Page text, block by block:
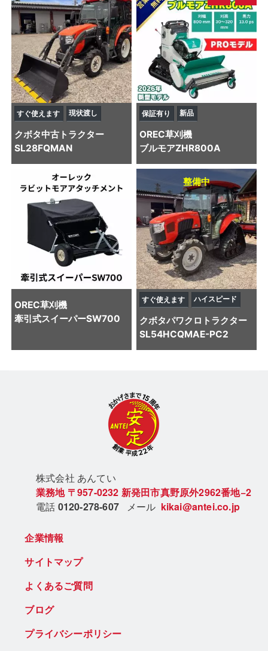
すぐ使えます 現状渡し
クボタ中古トラクター
SL28FQMAN
保証有り 新品
OREC草刈機
ブルモアZHR800A
OREC草刈機
牽引式スイーパーSW700
整備中
すぐ使えます ハイスピード
クボタパワクロトラクター
SL54HCQMAE-PC2
株式会社 あんてい
業務地 〒957-0232 新発田市真野原外2962番地−2
電話 0120-278-607 メール kikai@antei.co.jp
企業情報
サイトマップ
よくあるご質問
ブログ
プライバシーポリシー